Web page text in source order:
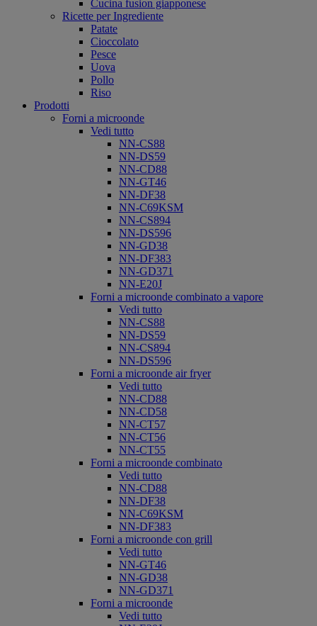
Cucina fusion giapponese
Ricette per Ingrediente
Patate
Cioccolato
Pesce
Uova
Pollo
Riso
Prodotti
Forni a microonde
Vedi tutto
NN-CS88
NN-DS59
NN-CD88
NN-GT46
NN-DF38
NN-C69KSM
NN-CS894
NN-DS596
NN-GD38
NN-DF383
NN-GD371
NN-E20J
Forni a microonde combinato a vapore
Vedi tutto
NN-CS88
NN-DS59
NN-CS894
NN-DS596
Forni a microonde air fryer
Vedi tutto
NN-CD88
NN-CD58
NN-CT57
NN-CT56
NN-CT55
Forni a microonde combinato
Vedi tutto
NN-CD88
NN-DF38
NN-C69KSM
NN-DF383
Forni a microonde con grill
Vedi tutto
NN-GT46
NN-GD38
NN-GD371
Forni a microonde
Vedi tutto